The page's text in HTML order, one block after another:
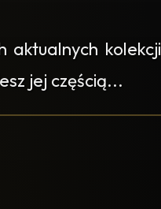
aktualnych kolekcji
jej częścią...